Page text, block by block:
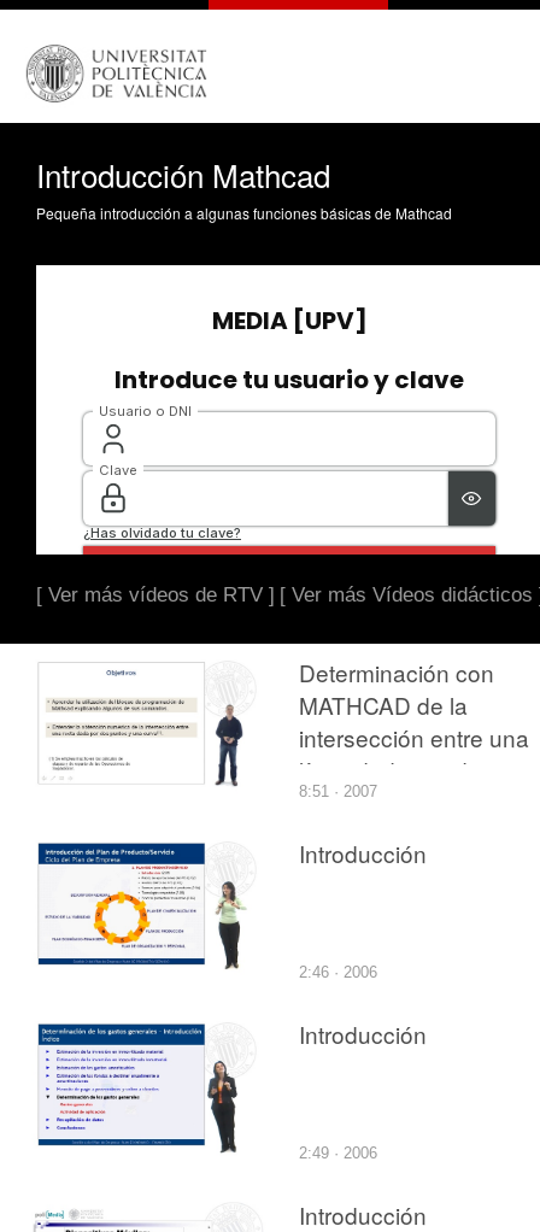
Introducción Mathcad
Pequeña introducción a algunas funciones básicas de Mathcad
[ Ver más vídeos de RTV ] [ Ver más Vídeos didácticos
Determinación con
MATHCAD de la
intersección entre una
línea dada por dos
puntos y una curva
8:51 · 2007
Introducción
2:46 · 2006
Introducción
2:49 · 2006
Introducción